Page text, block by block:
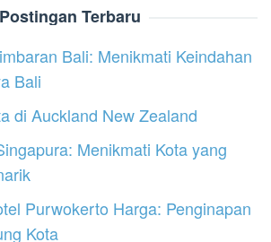
Postingan Terbaru
Bali: Menikmati Keindahan
Bali
di Auckland New Zealand
Menikmati Kota yang
Purwokerto Harga: Penginapan
Kota